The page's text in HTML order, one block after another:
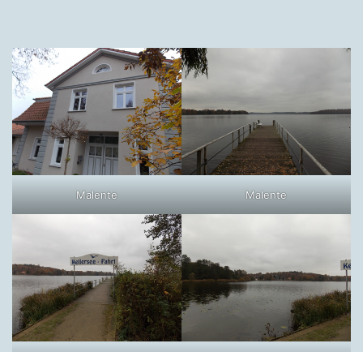
Malente Malente